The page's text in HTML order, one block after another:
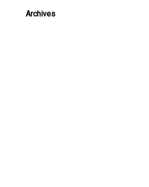
Archives